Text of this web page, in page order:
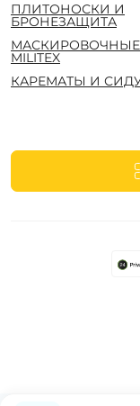
ПЛИТОНОСКИ И
БРОНЕЗАЩИТА
МАСКИРОВОЧНЫЕ
MILITEX
КАРЕМАТЫ И